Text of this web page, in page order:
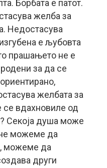
Борбата е патот.
желба за
Недостасува
е љубовта
прашањето не е
за да се
желбата за
се вдахновиле од
Секоја душа може
можеме да
можеме да
други